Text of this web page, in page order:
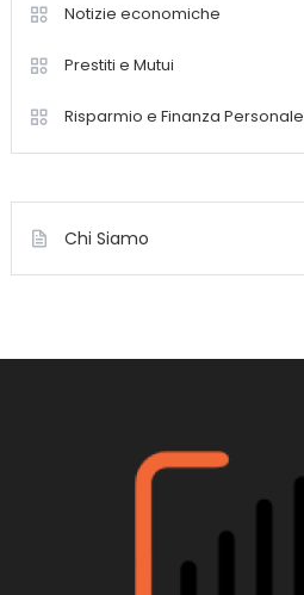
Notizie economiche
Prestiti e Mutui
Risparmio e Finanza Personale
Chi Siamo